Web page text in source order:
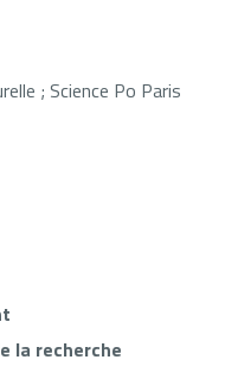
; Science Po Paris
la recherche